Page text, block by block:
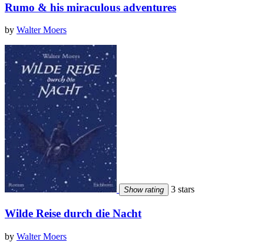
Rumo & his miraculous adventures
by Walter Moers
Show rating 3 stars
Wilde Reise durch die Nacht
by Walter Moers